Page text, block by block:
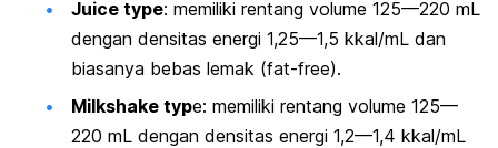
Juice type: memiliki rentang volume 125—220 mL
dengan densitas energi 1,25—1,5 kkal/mL dan
biasanya bebas lemak (fat-free).
Milkshake type: memiliki rentang volume 125—
220 mL dengan densitas energi 1,2—1,4 kkal/mL